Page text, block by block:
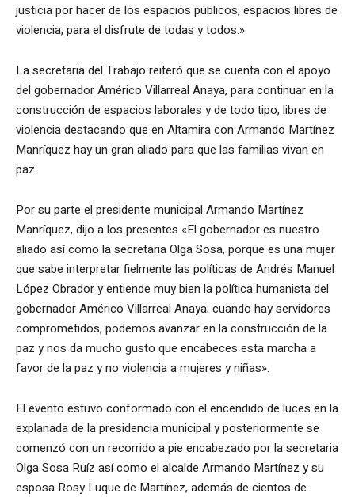
justicia por hacer de los espacios públicos, espacios libres de
violencia, para el disfrute de todas y todos.»
La secretaria del Trabajo reiteró que se cuenta con el apoyo
del gobernador Américo Villarreal Anaya, para continuar en la
construcción de espacios laborales y de todo tipo, libres de
violencia destacando que en Altamira con Armando Martínez
Manríquez hay un gran aliado para que las familias vivan en
paz.
Por su parte el presidente municipal Armando Martínez
Manríquez, dijo a los presentes «El gobernador es nuestro
aliado así como la secretaria Olga Sosa, porque es una mujer
que sabe interpretar fielmente las políticas de Andrés Manuel
López Obrador y entiende muy bien la política humanista del
gobernador Américo Villarreal Anaya; cuando hay servidores
comprometidos, podemos avanzar en la construcción de la
paz y nos da mucho gusto que encabeces esta marcha a
favor de la paz y no violencia a mujeres y niñas».
El evento estuvo conformado con el encendido de luces en la
explanada de la presidencia municipal y posteriormente se
comenzó con un recorrido a pie encabezado por la secretaria
Olga Sosa Ruíz así como el alcalde Armando Martínez y su
esposa Rosy Luque de Martínez, además de cientos de